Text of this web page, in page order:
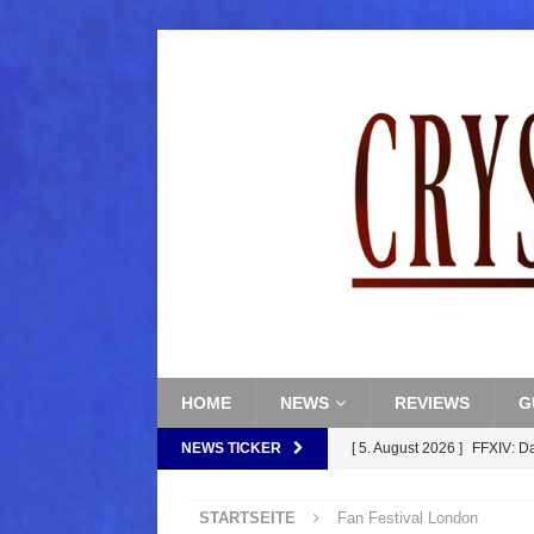
HOME NEWS REVIEWS
NEWS TICKER [ 5. August 2026 ] FFXIV:
STARTSEITE Fan Festival London